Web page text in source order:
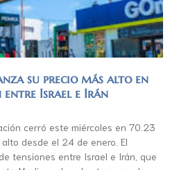
su precio más alto en
entre Israel e Irán
cerró este miércoles en 70.23
desde el 24 de enero. El
tensiones entre Israel e Irán, que